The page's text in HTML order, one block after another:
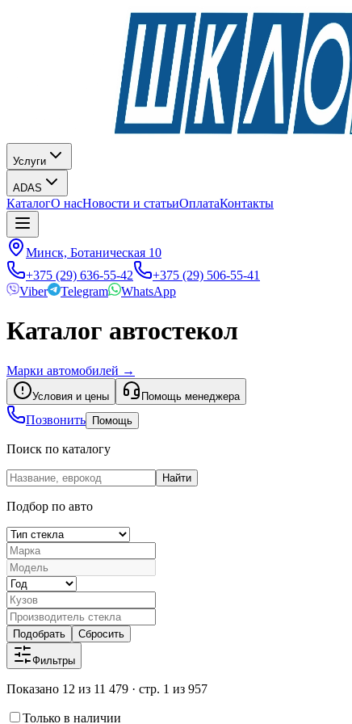
Услуги
ADAS
КаталогО насНовости и статьиОплатаКонтакты
Минск, Ботаническая 10
+375 (29) 636-55-42
+375 (29) 506-55-41
Viber
Telegram WhatsApp
Каталог автостекол
Марки автомобилей →
Условия и цены Помощь менеджера
Позвонить Помощь
Поиск по каталогу
Найти
Подбор по авто
Подобрать Сбросить
Фильтры
Показано 12 из 11 479 · стр. 1 из 957
Только в наличии